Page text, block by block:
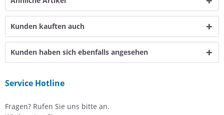
Kunden kauften auch
Kunden haben sich ebenfalls angesehen
Service Hotline
Fragen? Rufen Sie uns bitte an.